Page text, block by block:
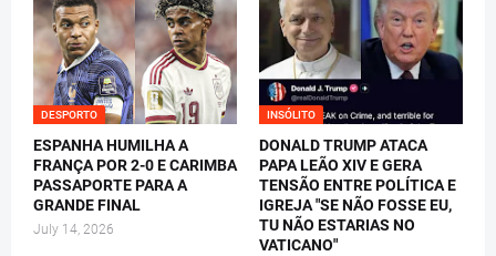
DESPORTO
ESPANHA HUMILHA A
FRANÇA POR 2-0 E CARIMBA
PASSAPORTE PARA A
GRANDE FINAL
July 14, 2026
INSÓLITO
DONALD TRUMP ATACA
PAPA LEÃO XIV E GERA
TENSÃO ENTRE POLÍTICA E
IGREJA "SE NÃO FOSSE EU,
TU NÃO ESTARIAS NO
VATICANO"